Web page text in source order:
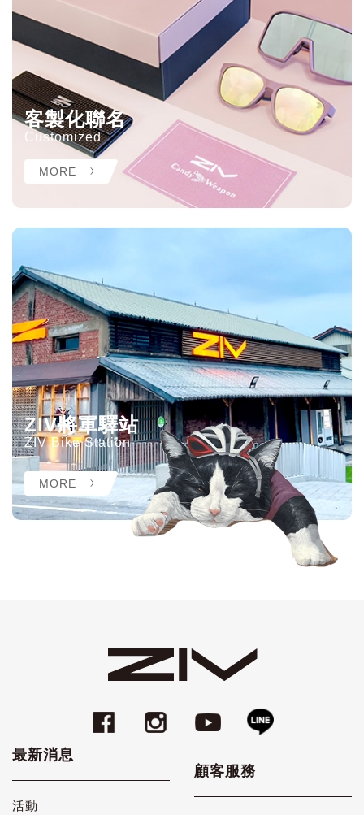
客製化聯名
Customized
MORE
ZIV將軍驛站
ZIV Bike Station
MORE
最新消息
活動
顧客服務